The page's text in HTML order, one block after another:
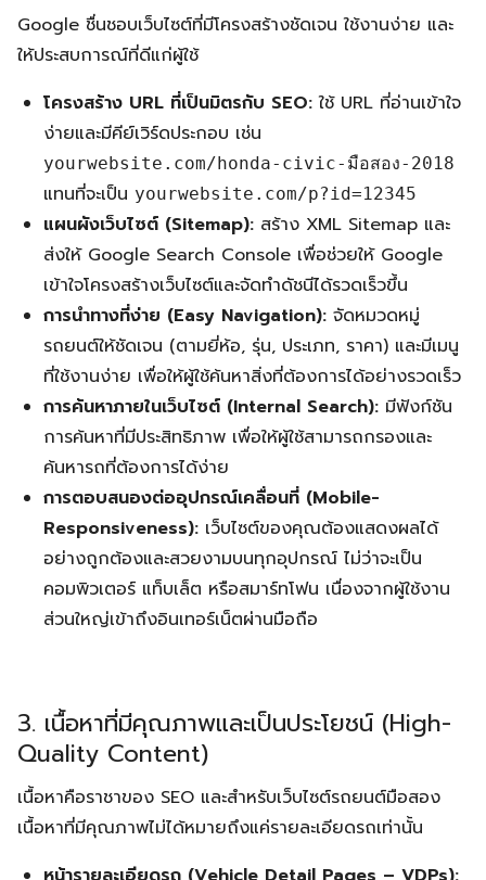
Google ชื่นชอบเว็บไซต์ที่มีโครงสร้างชัดเจน ใช้งานง่าย และ
ให้ประสบการณ์ที่ดีแก่ผู้ใช้
โครงสร้าง URL ที่เป็นมิตรกับ SEO: ใช้ URL ที่อ่านเข้าใจ
ง่ายและมีคีย์เวิร์ดประกอบ เช่น
yourwebsite.com/honda-civic-มือสอง-2018
แทนที่จะเป็น yourwebsite.com/p?id=12345
แผนผังเว็บไซต์ (Sitemap): สร้าง XML Sitemap และ
ส่งให้ Google Search Console เพื่อช่วยให้ Google
เข้าใจโครงสร้างเว็บไซต์และจัดทำดัชนีได้รวดเร็วขึ้น
การนำทางที่ง่าย (Easy Navigation): จัดหมวดหมู่
รถยนต์ให้ชัดเจน (ตามยี่ห้อ, รุ่น, ประเภท, ราคา) และมีเมนู
ที่ใช้งานง่าย เพื่อให้ผู้ใช้ค้นหาสิ่งที่ต้องการได้อย่างรวดเร็ว
การค้นหาภายในเว็บไซต์ (Internal Search): มีฟังก์ชัน
การค้นหาที่มีประสิทธิภาพ เพื่อให้ผู้ใช้สามารถกรองและ
ค้นหารถที่ต้องการได้ง่าย
การตอบสนองต่ออุปกรณ์เคลื่อนที่ (Mobile-
Responsiveness): เว็บไซต์ของคุณต้องแสดงผลได้
อย่างถูกต้องและสวยงามบนทุกอุปกรณ์ ไม่ว่าจะเป็น
คอมพิวเตอร์ แท็บเล็ต หรือสมาร์ทโฟน เนื่องจากผู้ใช้งาน
ส่วนใหญ่เข้าถึงอินเทอร์เน็ตผ่านมือถือ
3. เนื้อหาที่มีคุณภาพและเป็นประโยชน์ (High-
Quality Content)
เนื้อหาคือราชาของ SEO และสำหรับเว็บไซต์รถยนต์มือสอง
เนื้อหาที่มีคุณภาพไม่ได้หมายถึงแค่รายละเอียดรถเท่านั้น